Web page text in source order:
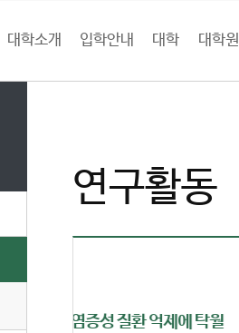
대학소개 입학안내 대학 대학원
연구활동
억제에 탁월